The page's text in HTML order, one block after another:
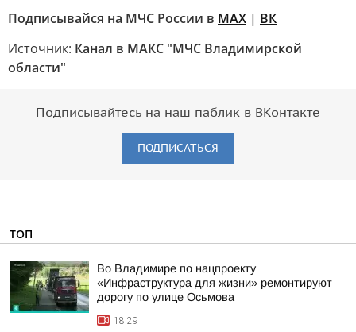
Подписывайся на МЧС России в MAX | ВК
Источник: Канал в МАКС "МЧС Владимирской
области"
Подписывайтесь на наш паблик в ВКонтакте
ПОДПИСАТЬСЯ
ТОП
Во Владимире по нацпроекту
«Инфраструктура для жизни» ремонтируют
дорогу по улице Осьмова
18:29